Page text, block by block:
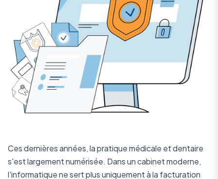
Ces dernières années, la pratique médicale et dentaire
s'est largement numérisée. Dans un cabinet moderne,
l'informatique ne sert plus uniquement à la facturation